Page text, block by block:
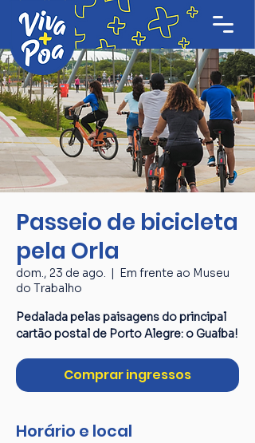
Passeio de bicicleta
pela Orla
dom., 23 de ago.
  |
Em frente ao Museu
do Trabalho
Pedalada pelas paisagens do principal
cartão postal de Porto Alegre: o Guaíba!
Comprar ingressos
Horário e local